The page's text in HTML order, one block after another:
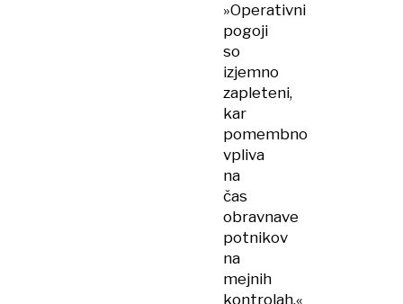
»Operativni
pogoji
so
izjemno
zapleteni,
kar
pomembno
vpliva
na
čas
obravnave
potnikov
na
mejnih
kontrolah.«